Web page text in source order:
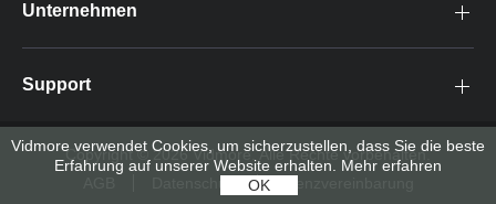
Unternehmen
Support
Copyright © 2026 Vidmore. Alle Rechte vorbehalten.
Vidmore verwendet Cookies, um sicherzustellen, dass Sie die beste
Erfahrung auf unserer Website erhalten. Mehr erfahren
OK